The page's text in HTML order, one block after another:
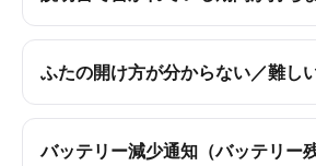
ふたの開け方が分からない／難しい
バッテリー減少通知（バッテリー